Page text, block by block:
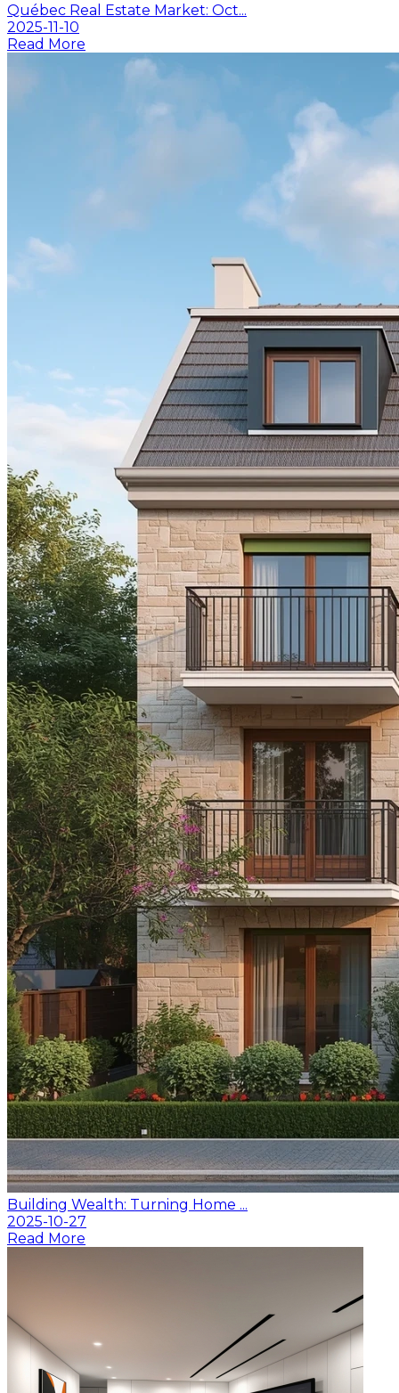
Québec Real Estate Market: Oct...
2025-11-10
Read More
Building Wealth: Turning Home ...
2025-10-27
Read More